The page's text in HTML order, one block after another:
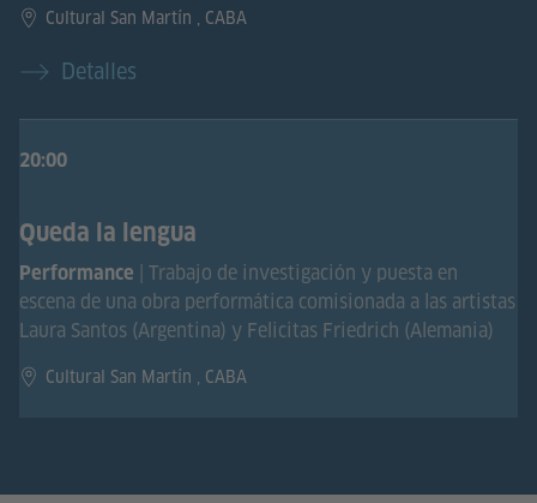
Cultural San Martín , CABA
Detalles
20:00
Queda la lengua
Performance | Trabajo de investigación y puesta en
escena de una obra performática comisionada a las artistas
Laura Santos (Argentina) y Felicitas Friedrich (Alemania)
Cultural San Martín , CABA